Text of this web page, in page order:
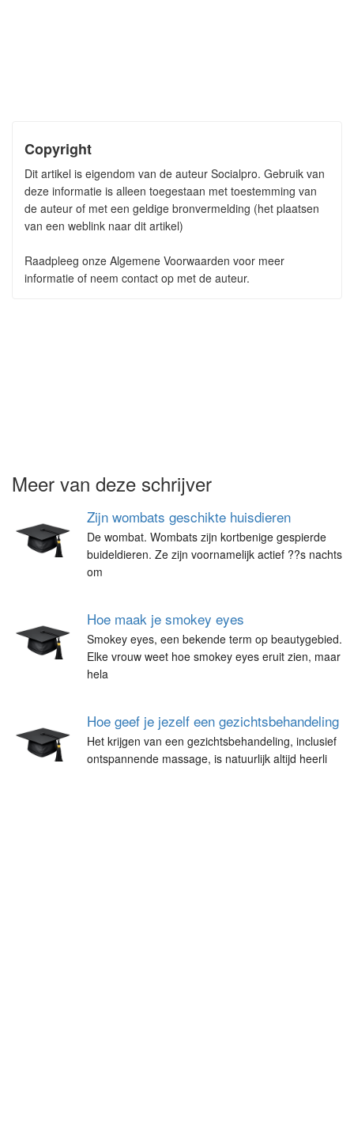
Copyright
Dit artikel is eigendom van de auteur Socialpro. Gebruik van
deze informatie is alleen toegestaan met toestemming van
de auteur of met een geldige bronvermelding (het plaatsen
van een weblink naar dit artikel)
Raadpleeg onze Algemene Voorwaarden voor meer
informatie of neem contact op met de auteur.
Meer van deze schrijver
Zijn wombats geschikte huisdieren
De wombat. Wombats zijn kortbenige gespierde
buideldieren. Ze zijn voornamelijk actief ??s nachts
om
Hoe maak je smokey eyes
Smokey eyes, een bekende term op beautygebied.
Elke vrouw weet hoe smokey eyes eruit zien, maar
hela
Hoe geef je jezelf een gezichtsbehandeling
Het krijgen van een gezichtsbehandeling, inclusief
ontspannende massage, is natuurlijk altijd heerli